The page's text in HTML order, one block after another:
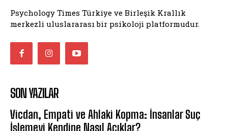
Psychology Times Türkiye ve Birleşik Krallık
merkezli uluslararası bir psikoloji platformudur.
SON YAZILAR
Vicdan, Empati ve Ahlaki Kopma: İnsanlar Suç
İşlemeyi Kendine Nasıl Açıklar?